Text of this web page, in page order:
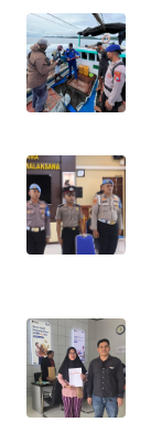
WN
JATIM
WN
KALBAR
WN
KALTARA